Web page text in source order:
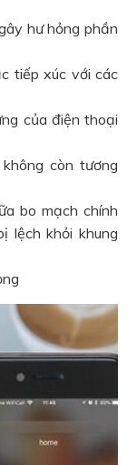
hư hỏng phần
tiếp xúc với các
của điện thoại
còn tương
bo mạch chính
lệch khỏi khung